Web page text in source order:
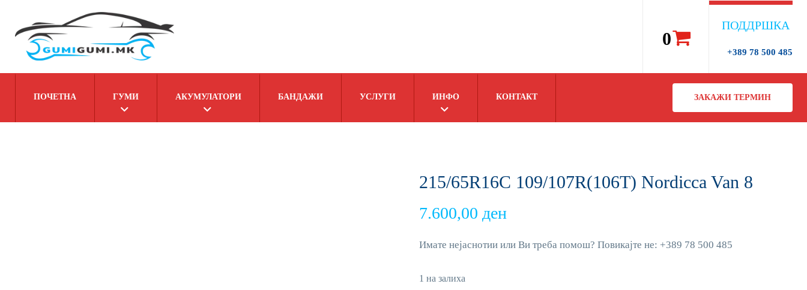
0
ПОДДРШКА
+389 78 500 485
ЗАКАЖИ ТЕРМИН
ПОЧЕТНА ГУМИ АКУМУЛАТОРИ БАНДАЖИ УСЛУГИ ИНФО КОНТАКТ
215/65R16C 109/107R(106T) Nordicca Van 8
7.600,00 ден
Имате нејаснотии или Ви треба помош? Повикајте не: +389 78 500 485
1 на залиха